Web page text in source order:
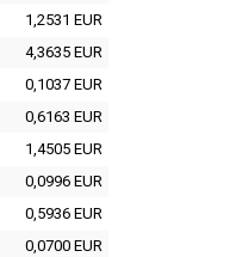
1,2531 EUR
4,3635 EUR
0,1037 EUR
0,6163 EUR
1,4505 EUR
0,0996 EUR
0,5936 EUR
0,0700 EUR